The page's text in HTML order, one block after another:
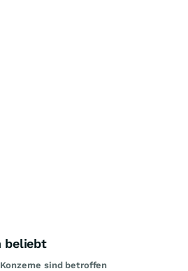
beliebt
sind betroffen